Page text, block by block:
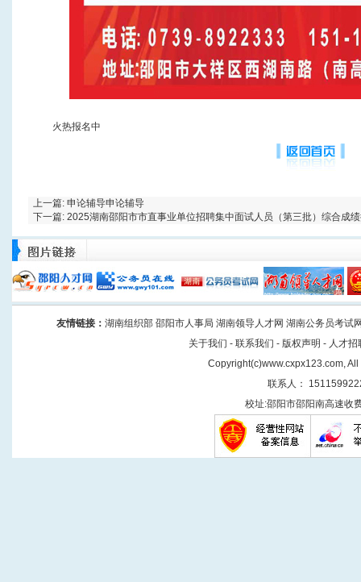
火热报名中
上一篇: 申论辅导申论辅导
下一篇: 2025湖南邵阳市市直事业单位招聘集中面试人员（第三批）综合成
友情链接 ： 湖南组织部 邵阳市人事局 湖南领导人才网 湖南公务员考试
关于我们 - 联系我们 - 版权声明 - 人才招
Copyright(c)www.cxpx123.com,
联系人：
校址:邵阳市邵阳南高速收